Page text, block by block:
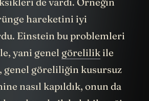
de vardı. Örneğin
hareketini iyi
Einstein bu problemleri
yani genel görelilik ile
genel göreliliğin kusursuz
nasıl kapıldık, onun da